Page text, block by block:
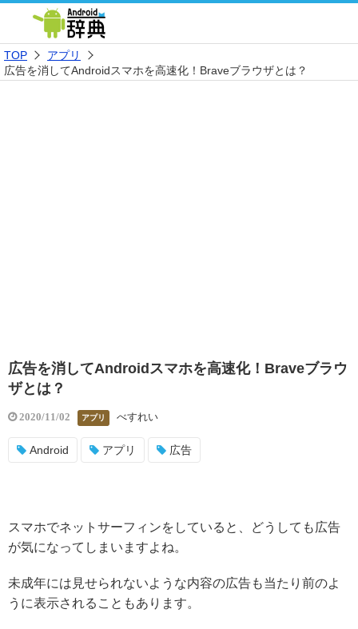
TOP
アプリ
広告を消してAndroidスマホを高速化！Braveブラウザとは？
広告を消してAndroidスマホを高速化！Braveブラウ
ザとは？
2020/11/02 アプリ べすれい
Android アプリ 広告
スマホでネットサーフィンをしていると、どうしても広告
が気になってしまいますよね。
未成年には見せられないような内容の広告も当たり前のよ
うに表示されることもあります。